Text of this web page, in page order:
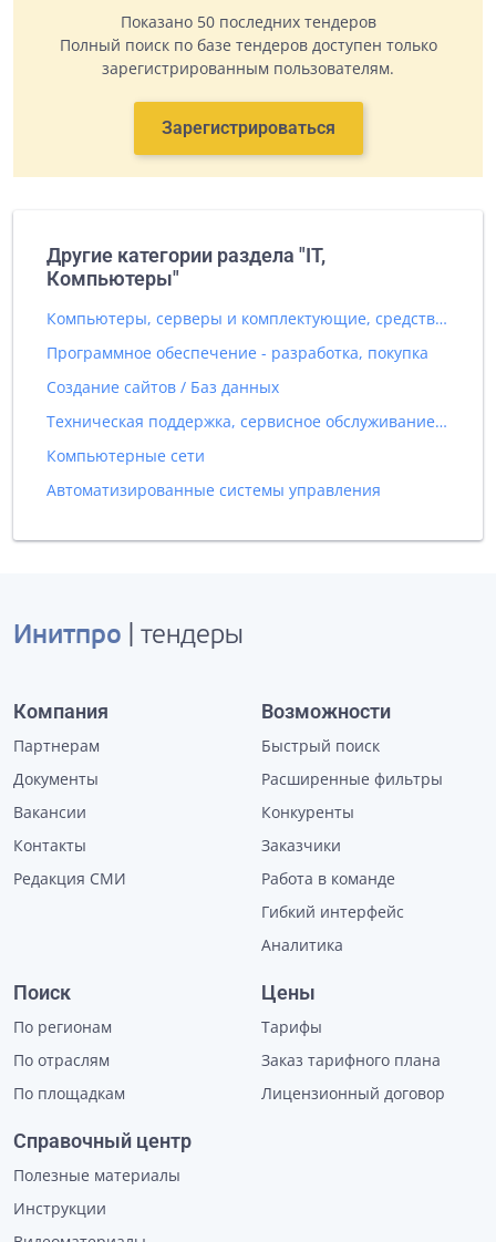
Показано 50 последних тендеров
Полный поиск по базе тендеров доступен только
зарегистрированным пользователям.
Зарегистрироваться
Другие категории раздела "IT,
Компьютеры"
Компьютеры, серверы и комплектующие, средства вычислительной техники
Программное обеспечение - разработка, покупка
Создание сайтов / Баз данных
Техническая поддержка, сервисное обслуживание IT оборудования
Компьютерные сети
Автоматизированные системы управления
Инитпро | тендеры
Компания
Партнерам
Документы
Вакансии
Контакты
Редакция СМИ
Возможности
Быстрый поиск
Расширенные фильтры
Конкуренты
Заказчики
Работа в команде
Гибкий интерфейс
Аналитика
Поиск
По регионам
По отраслям
По площадкам
Цены
Тарифы
Заказ тарифного плана
Лицензионный договор
Справочный центр
Полезные материалы
Инструкции